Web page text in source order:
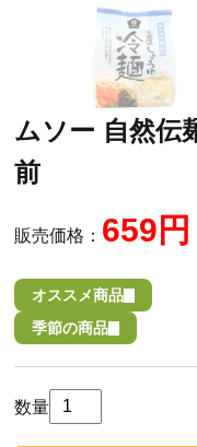
ムソー 自然
前
販売価格： 659円
オススメ商品
季節の商品
数量